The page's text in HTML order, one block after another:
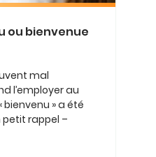
ou bienvenue
mal
l’employer au
bienvenu » a été
petit rappel –